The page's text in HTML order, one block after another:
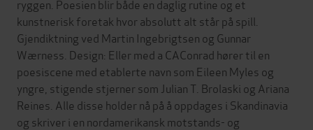
ryggen. Poesien blir både en daglig rutine og et
kunstnerisk foretak hvor absolutt alt står på spill.
Gjendiktning ved Martin Ingebrigtsen og Gunnar
Wærness. Design: Eller med a CAConrad hører til en
poesiscene med etablerte navn som Eileen Myles og
yngre, stigende stjerner som Julian T. Brolaski og Ariana
Reines. Alle disse holder nå på å oppdages i Skandinavia
og skriver i en nordamerikansk motstands- og